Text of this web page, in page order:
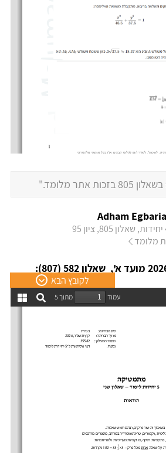
Adham Egbaria
מלומד
לקובץ הבא